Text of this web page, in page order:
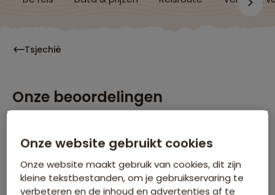
Tsjechië
Onze beoordelingen
8,3
9 beoordelingen
Onze website gebruikt cookies
Onze website maakt gebruik van cookies, dit zijn
kleine tekstbestanden, om je gebruikservaring te
verbeteren en de inhoud en advertenties af te